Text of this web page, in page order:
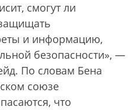
смогут ли
и информацию,
безопасности», —
По словам Бена
союзе
что